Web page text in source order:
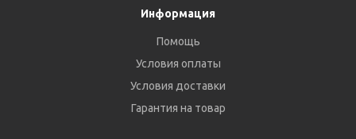
Информация
Помощь
Условия оплаты
Условия доставки
Гарантия на товар